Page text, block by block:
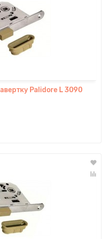
Palidore L 3090